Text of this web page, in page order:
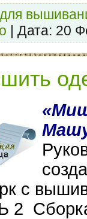
| Дата: 20
с
2